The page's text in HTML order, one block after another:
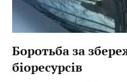
Боротьба за
біоресурсів